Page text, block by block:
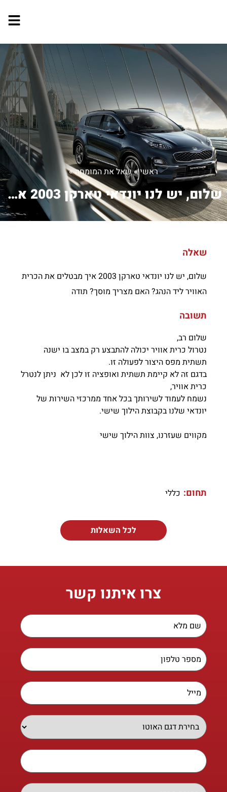
ראשי»שאל את המומחה»
שלום, יש לנו יונדאי טארקן 2003 איך מב...
שאלה
שלום, יש לנו יונדאי טארקן 2003 איך מבטלים את הכרית
האוויר ליד הנהג? האם מצריך מוסך? תודה
תשובה
שלום רב,
נטרול כרית אוויר יכולה להתבצע רק במצב בו ישנה
תשתית מפס היצור לפעולה זו.
בדגם זה לא קיימת תשתית ואופציה זו לכן לא ניתן לנטרל
כרית אוויר,
נשמח לעמוד לשירותך בכל אחד ממרכזי השירות של
יונדאי שלנו בקבוצת הילוך שישי.
מקווים שעזרנו, צוות הילוך שישי
תחום: כללי
לכל השאלות
צרו איתנו קשר